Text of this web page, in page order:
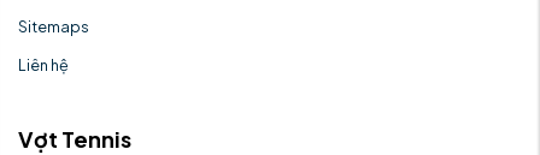
Sitemaps
Liên hệ
Vợt Tennis